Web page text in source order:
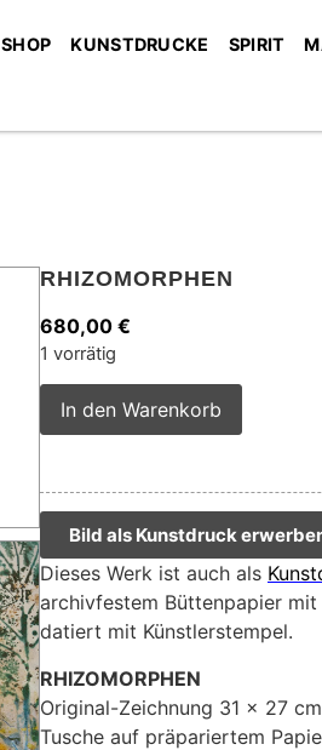
SHOP KUNSTDRUCKE SPIRIT
RHIZOMORPHEN
680,00 €
1 vorrätig
In den Warenkorb
Bild als Kunstdruck
Dieses Werk ist auch als
archivfestem Büttenpapier
datiert mit Künstlerstempel.
RHIZOMORPHEN
Original-Zeichnung 31 x 27
Tusche auf präpariertem